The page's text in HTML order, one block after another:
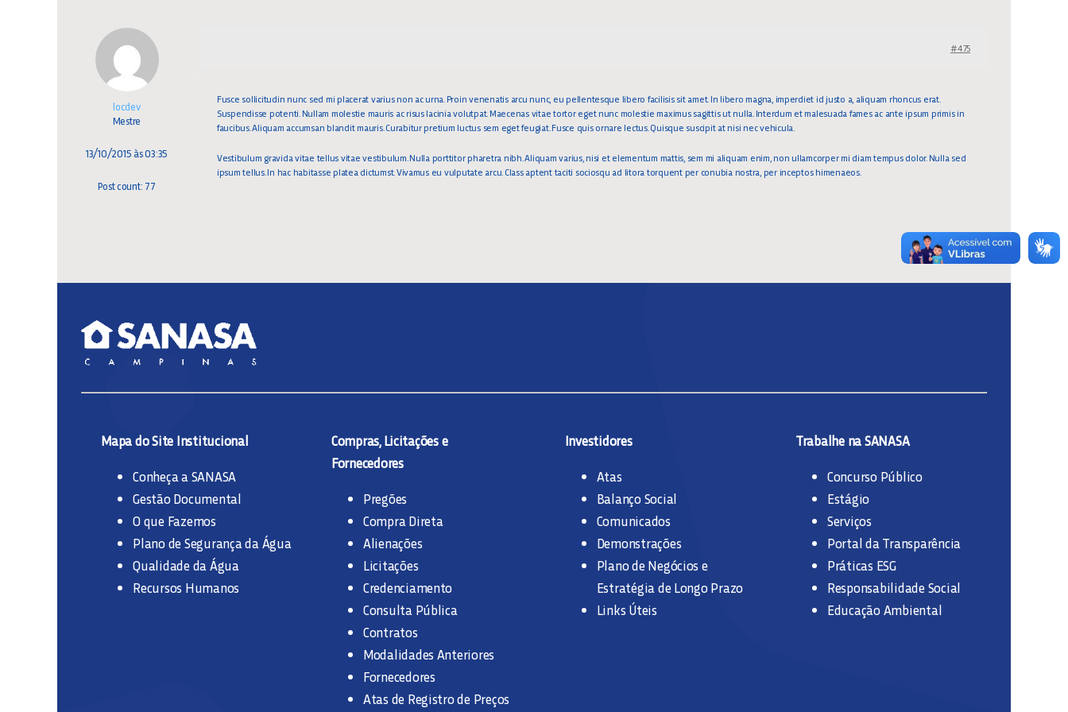
locdev
Mestre
13/10/2015 às 03:35
Post count: 77
#475
Fusce sollicitudin nunc sed mi placerat varius non ac urna. Proin venenatis arcu nunc, eu pellentesque libero facilisis sit amet. In libero magna, imperdiet id justo a, aliquam rhoncus erat.
Suspendisse potenti. Nullam molestie mauris ac risus lacinia volutpat. Maecenas vitae tortor eget nunc molestie maximus sagittis ut nulla. Interdum et malesuada fames ac ante ipsum primis in
faucibus. Aliquam accumsan blandit mauris. Curabitur pretium luctus sem eget feugiat. Fusce quis ornare lectus. Quisque suscipit at nisi nec vehicula.
Vestibulum gravida vitae tellus vitae vestibulum. Nulla porttitor pharetra nibh. Aliquam varius, nisi et elementum mattis, sem mi aliquam enim, non ullamcorper mi diam tempus dolor. Nulla sed
ipsum tellus. In hac habitasse platea dictumst. Vivamus eu vulputate arcu. Class aptent taciti sociosqu ad litora torquent per conubia nostra, per inceptos himenaeos.
Mapa do Site Institucional
Conheça a SANASA
Gestão Documental
O que Fazemos
Plano de Segurança da Água
Qualidade da Água
Recursos Humanos
Compras, Licitações e
Fornecedores
Pregões
Compra Direta
Alienações
Licitações
Credenciamento
Consulta Pública
Contratos
Modalidades Anteriores
Fornecedores
Atas de Registro de Preços
Investidores
Atas
Balanço Social
Comunicados
Demonstrações
Plano de Negócios e
Estratégia de Longo Prazo
Links Úteis
Trabalhe na SANASA
Concurso Público
Estágio
Serviços
Portal da Transparência
Práticas ESG
Responsabilidade Social
Educação Ambiental